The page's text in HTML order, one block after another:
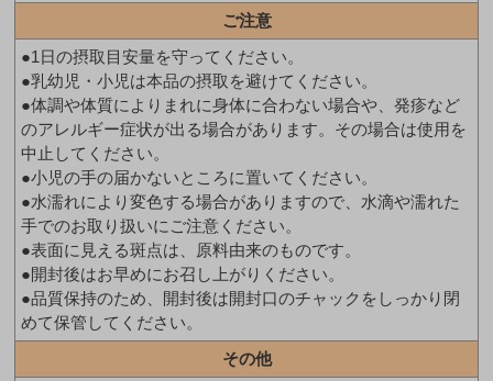
ご注意
●1日の摂取目安量を守ってください。
●乳幼児・小児は本品の摂取を避けてください。
●体調や体質によりまれに身体に合わない場合や、発疹など
のアレルギー症状が出る場合があります。その場合は使用を
中止してください。
●小児の手の届かないところに置いてください。
●水濡れにより変色する場合がありますので、水滴や濡れた
手でのお取り扱いにご注意ください。
●表面に見える斑点は、原料由来のものです。
●開封後はお早めにお召し上がりください。
●品質保持のため、開封後は開封口のチャックをしっかり閉
めて保管してください。
その他